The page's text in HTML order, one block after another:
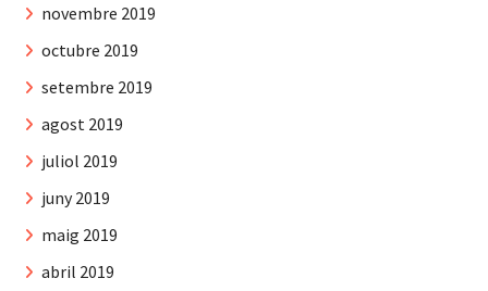
novembre 2019
octubre 2019
setembre 2019
agost 2019
juliol 2019
juny 2019
maig 2019
abril 2019